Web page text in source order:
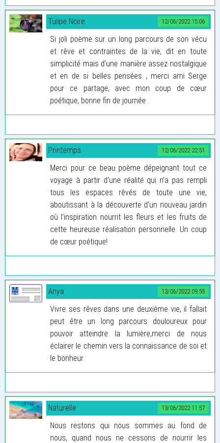
12/06/2022 15:06
Tulipe Noire
Si joli poème sur un long parcours de son vécu
et rêve et contraintes de la vie, dit en toute
simplicité mais d’une manière assez nostalgique
et en de si belles pensées , merci ami Serge
pour ce partage, avec mon coup de cœur
poétique, bonne fin de journée .
12/06/2022 22:51
Printemps
Merci pour ce beau poème dépeignant tout ce
voyage à partir d’une réalité qui n’a pas rempli
tous les espaces rêvés de toute une vie,
aboutissant à la découverte d’un nouveau jardin
où l’inspiration nourrit les fleurs et les fruits de
cette heureuse réalisation personnelle. Un coup
de cœur poétique!
13/06/2022 09:55
Anya
Vivre ses rêves dans une deuxième vie, il fallait
peut être un long parcours douloureux pour
pouvoir atteindre la lumière,merci de nous
éclairer le chemin vers la connaissance de soi et
le bonheur.
13/06/2022 11:57
Naturelle
Nous restons qui nous sommes au fond de
nous, quand nous ne cessons de nourrir les